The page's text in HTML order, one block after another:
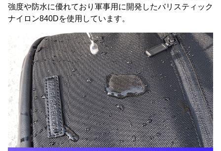
強度や防水に優れており軍事用に開発したバリスティック
ナイロン840Dを使用しています。